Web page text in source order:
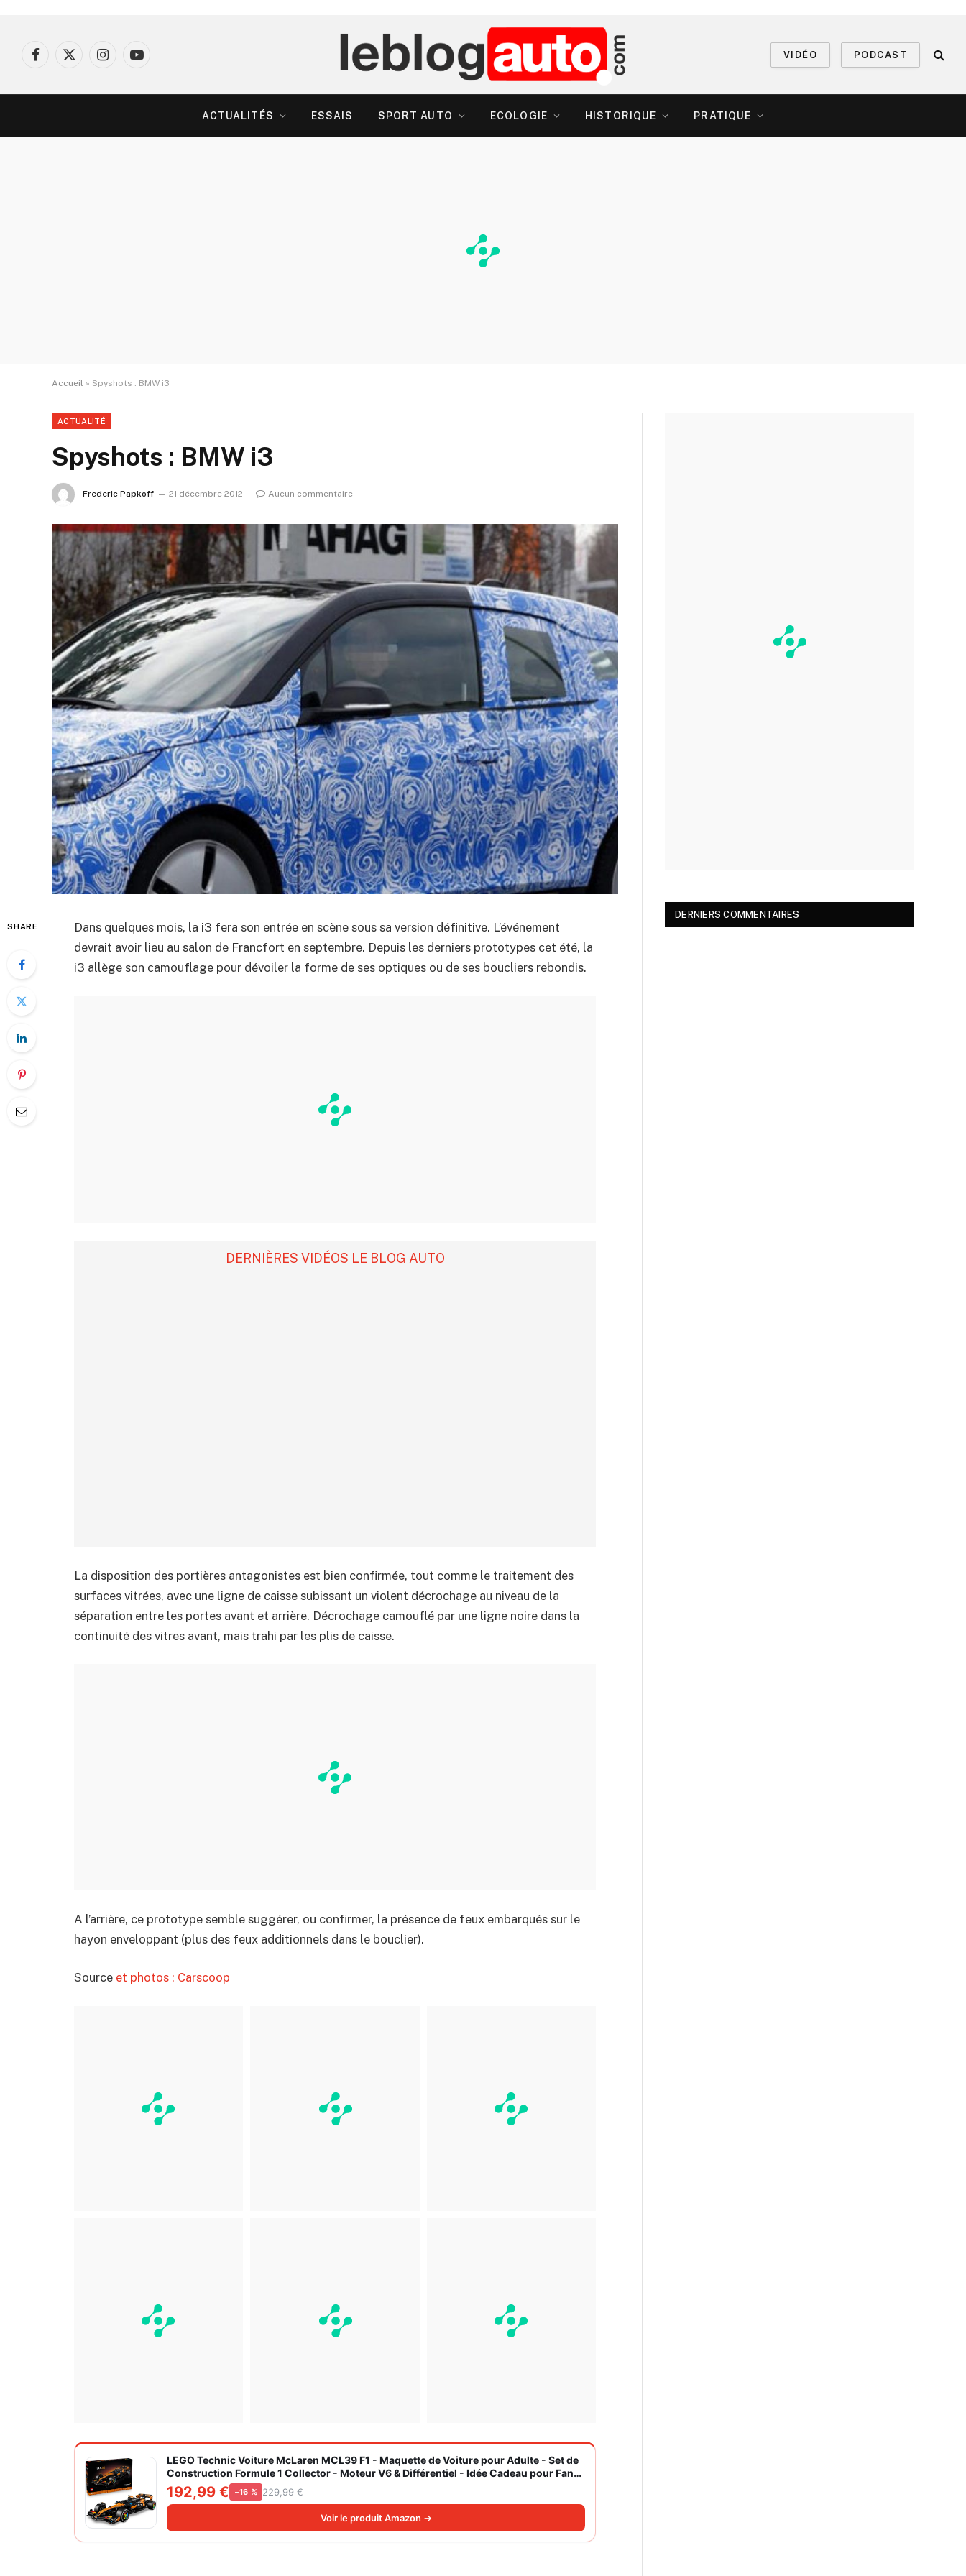
Facebook
X
InstagramYouTube
VIDÉO PODCAST
ACTUALITÉS ESSAIS SPORT AUTO ECOLOGIE HISTORIQUE PRATIQUE
Accueil » Spyshots : BMW i3
ACTUALITÉ
Spyshots : BMW i3
Frederic Papkoff 21 décembre 2012 Aucun commentaire
SHARE
Dans quelques mois, la i3 fera son entrée en scène sous sa version définitive. L’événement
devrait avoir lieu au salon de Francfort en septembre. Depuis les derniers prototypes cet été, la
i3 allège son camouflage pour dévoiler la forme de ses optiques ou de ses boucliers rebondis.
DERNIÈRES VIDÉOS LE BLOG AUTO
La disposition des portières antagonistes est bien confirmée, tout comme le traitement des
surfaces vitrées, avec une ligne de caisse subissant un violent décrochage au niveau de la
séparation entre les portes avant et arrière. Décrochage camouflé par une ligne noire dans la
continuité des vitres avant, mais trahi par les plis de caisse.
A l’arrière, ce prototype semble suggérer, ou confirmer, la présence de feux embarqués sur le
hayon enveloppant (plus des feux additionnels dans le bouclier).
Source et photos : Carscoop
LEGO Technic Voiture McLaren MCL39 F1 - Maquette de Voiture pour Adulte - Set de
Construction Formule 1 Collector - Moteur V6 & Différentiel - Idée Cadeau pour Fans
de Sport Automobile 42228
192,99 € −16 % 229,99 €
Voir le produit Amazon →
DERNIERS COMMENTAIRES